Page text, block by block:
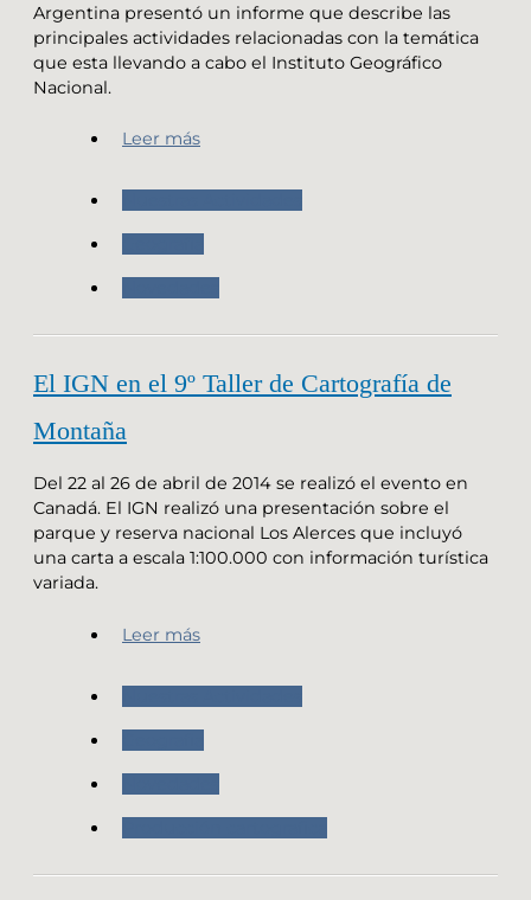
Argentina presentó un informe que describe las
principales actividades relacionadas con la temática
que esta llevando a cabo el Instituto Geográfico
Nacional.
Leer más
El IGN en el 9º Taller de Cartografía de
Montaña
Del 22 al 26 de abril de 2014 se realizó el evento en
Canadá. El IGN realizó una presentación sobre el
parque y reserva nacional Los Alerces que incluyó
una carta a escala 1:100.000 con información turística
variada.
Leer más